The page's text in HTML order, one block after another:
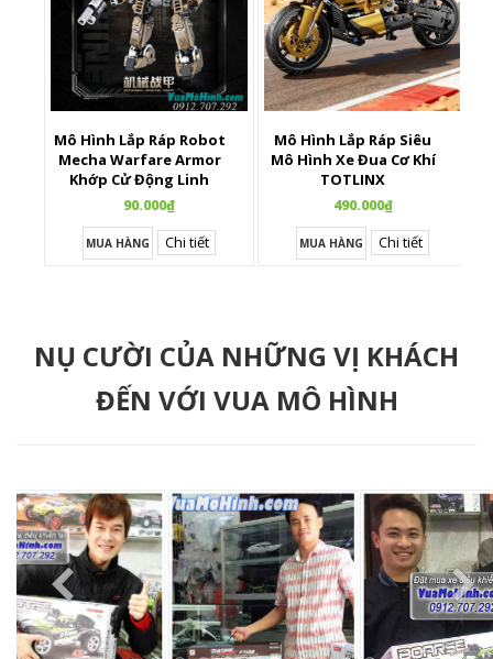
Mô Hình Lắp Ráp Robot
Mecha Warfare Armor
Khớp Cử Động Linh
Hoạt
90.000₫
MUA HÀNG Chi tiết
Mô Hình Lắp Ráp Siêu
Mô Hình Xe Đua Cơ Khí
TOTLINX
490.000₫
MUA HÀNG Chi tiết
NỤ CƯỜI CỦA NHỮNG VỊ KHÁCH
ĐẾN VỚI VUA MÔ HÌNH